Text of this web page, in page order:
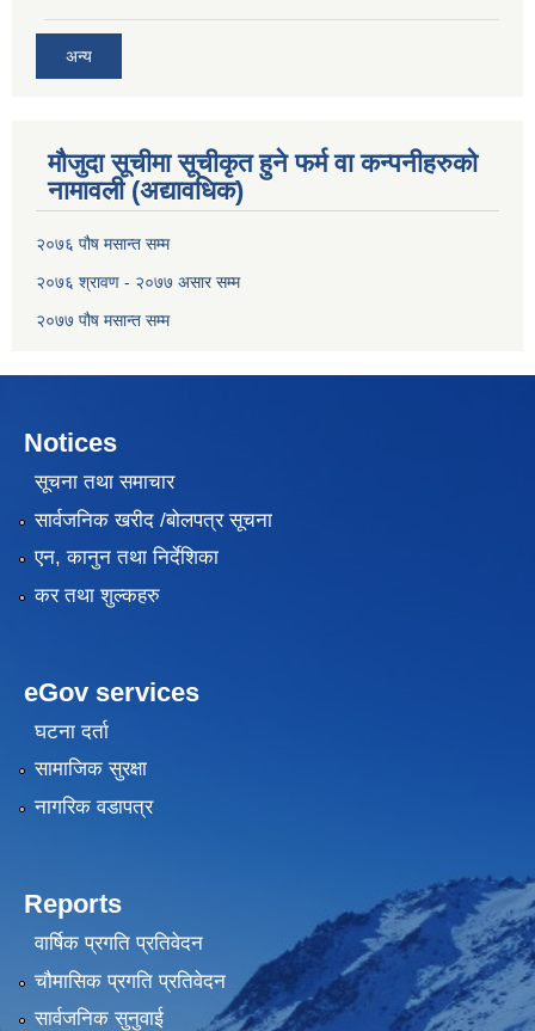
अन्य
मौजुदा सूचीमा सूचीकृत हुने फर्म वा कन्पनीहरुको
नामावली (अद्यावधिक)
२०७६ पौष मसान्त सम्म
२०७६ श्रावण - २०७७ असार सम्म
२०७७ पौष मसान्त सम्म
Notices
सूचना तथा समाचार
सार्वजनिक खरीद /बोलपत्र सूचना
एन, कानुन तथा निर्देशिका
कर तथा शुल्कहरु
eGov services
घटना दर्ता
सामाजिक सुरक्षा
नागरिक वडापत्र
Reports
वार्षिक प्रगति प्रतिवेदन
चौमासिक प्रगति प्रतिवेदन
सार्वजनिक सुनुवाई